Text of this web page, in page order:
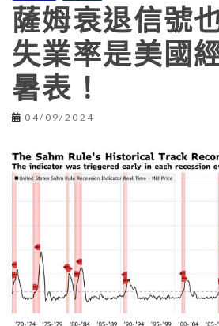
薩姆衰退信號
失業率是美國
暑表！
04/09/2024